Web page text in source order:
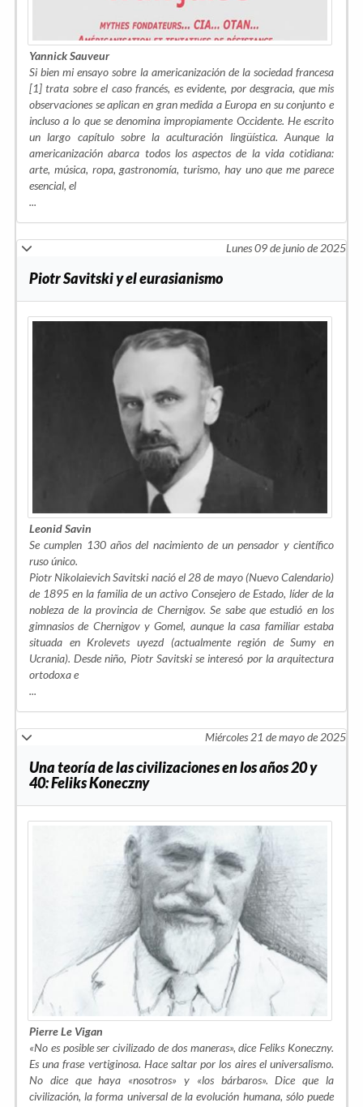
Yannick Sauveur
Si bien mi ensayo sobre la americanización de la sociedad francesa
[1] trata sobre el caso francés, es evidente, por desgracia, que mis
observaciones se aplican en gran medida a Europa en su conjunto e
incluso a lo que se denomina impropiamente Occidente. He escrito
un largo capítulo sobre la aculturación lingüística. Aunque la
americanización abarca todos los aspectos de la vida cotidiana:
arte, música, ropa, gastronomía, turismo, hay uno que me parece
esencial, el
...
Lunes 09 de junio de 2025
Piotr Savitski y el eurasianismo
Leonid Savin
Se cumplen 130 años del nacimiento de un pensador y científico
ruso único.
Piotr Nikolaievich Savitski nació el 28 de mayo (Nuevo Calendario)
de 1895 en la familia de un activo Consejero de Estado, líder de la
nobleza de la provincia de Chernigov. Se sabe que estudió en los
gimnasios de Chernigov y Gomel, aunque la casa familiar estaba
situada en Krolevets uyezd (actualmente región de Sumy en
Ucrania). Desde niño, Piotr Savitski se interesó por la arquitectura
ortodoxa e
...
Miércoles 21 de mayo de 2025
Una teoría de las civilizaciones en los años 20 y
40: Feliks Koneczny
Pierre Le Vigan
«No es posible ser civilizado de dos maneras», dice Feliks Koneczny.
Es una frase vertiginosa. Hace saltar por los aires el universalismo.
No dice que haya «nosotros» y «los bárbaros». Dice que la
civilización, la forma universal de la evolución humana, sólo puede